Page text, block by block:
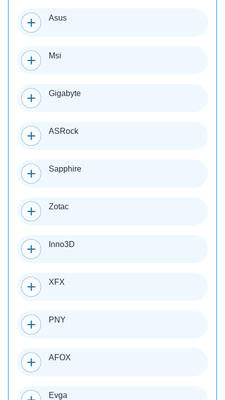
Asus
Msi
Gigabyte
ASRock
Sapphire
Zotac
Inno3D
XFX
PNY
AFOX
Evga